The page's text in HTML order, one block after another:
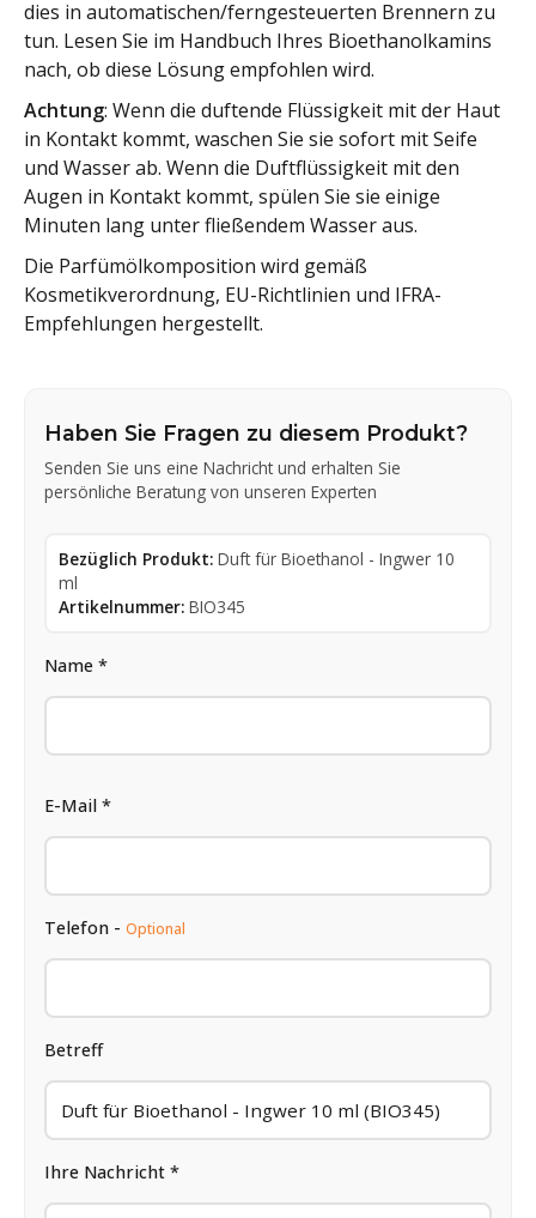
dies in automatischen/ferngesteuerten Brennern zu
tun. Lesen Sie im Handbuch Ihres Bioethanolkamins
nach, ob diese Lösung empfohlen wird.
Achtung: Wenn die duftende Flüssigkeit mit der Haut
in Kontakt kommt, waschen Sie sie sofort mit Seife
und Wasser ab. Wenn die Duftflüssigkeit mit den
Augen in Kontakt kommt, spülen Sie sie einige
Minuten lang unter fließendem Wasser aus.
Die Parfümölkomposition wird gemäß
Kosmetikverordnung, EU-Richtlinien und IFRA-
Empfehlungen hergestellt.
Haben Sie Fragen zu diesem Produkt?
Senden Sie uns eine Nachricht und erhalten Sie
persönliche Beratung von unseren Experten
Bezüglich Produkt: Duft für Bioethanol - Ingwer 10
ml
Artikelnummer: BIO345
Name *
E-Mail *
Telefon - Optional
Betreff
Ihre Nachricht *